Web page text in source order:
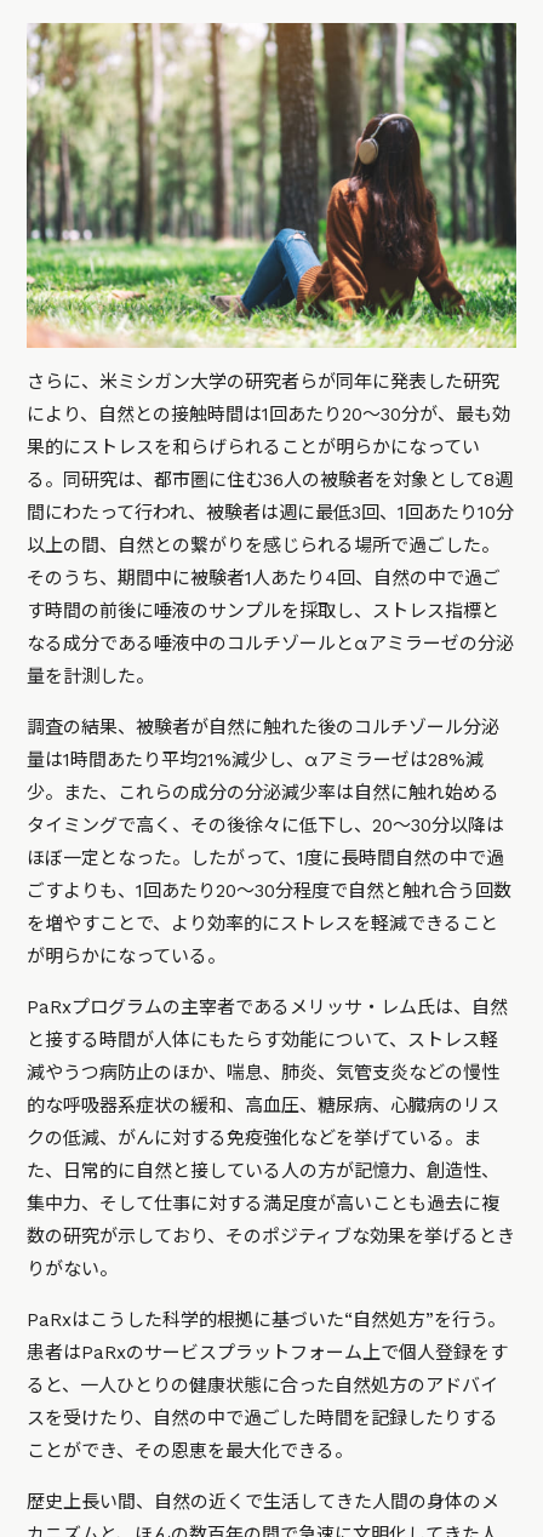
さらに、米ミシガン大学の研究者らが同年に発表した研究
により、自然との接触時間は1回あたり20〜30分が、最も効
果的にストレスを和らげられることが明らかになってい
る。同研究は、都市圏に住む36人の被験者を対象として8週
間にわたって行われ、被験者は週に最低3回、1回あたり10分
以上の間、自然との繋がりを感じられる場所で過ごした。
そのうち、期間中に被験者1人あたり4回、自然の中で過ご
す時間の前後に唾液のサンプルを採取し、ストレス指標と
なる成分である唾液中のコルチゾールとαアミラーゼの分泌
量を計測した。
調査の結果、被験者が自然に触れた後のコルチゾール分泌
量は1時間あたり平均21%減少し、αアミラーゼは28%減
少。また、これらの成分の分泌減少率は自然に触れ始める
タイミングで高く、その後徐々に低下し、20〜30分以降は
ほぼ一定となった。したがって、1度に長時間自然の中で過
ごすよりも、1回あたり20〜30分程度で自然と触れ合う回数
を増やすことで、より効率的にストレスを軽減できること
が明らかになっている。
PaRxプログラムの主宰者であるメリッサ・レム氏は、自然
と接する時間が人体にもたらす効能について、ストレス軽
減やうつ病防止のほか、喘息、肺炎、気管支炎などの慢性
的な呼吸器系症状の緩和、高血圧、糖尿病、心臓病のリス
クの低減、がんに対する免疫強化などを挙げている。ま
た、日常的に自然と接している人の方が記憶力、創造性、
集中力、そして仕事に対する満足度が高いことも過去に複
数の研究が示しており、そのポジティブな効果を挙げるとき
りがない。
PaRxはこうした科学的根拠に基づいた“自然処方”を行う。
患者はPaRxのサービスプラットフォーム上で個人登録をす
ると、一人ひとりの健康状態に合った自然処方のアドバイ
スを受けたり、自然の中で過ごした時間を記録したりする
ことができ、その恩恵を最大化できる。
歴史上長い間、自然の近くで生活してきた人間の身体のメ